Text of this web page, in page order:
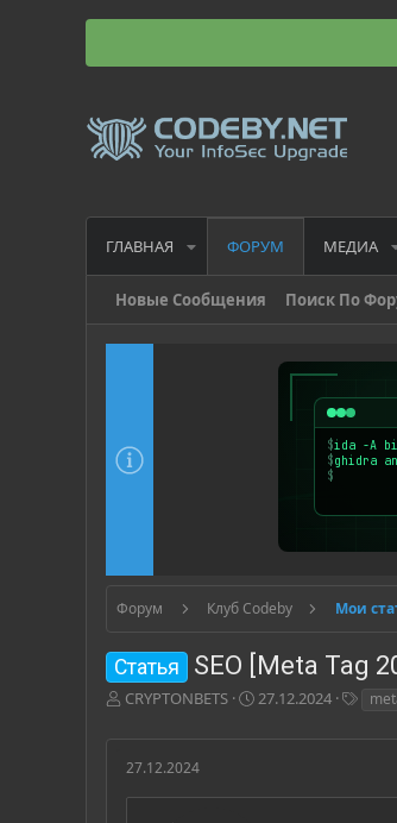
ГЛАВНАЯ ФОРУМ МЕДИА
Новые Сообщения Поиск По
Форум Клуб Codeby Мои
Статья SEO [Meta Tag
А
т
о
т
CRYPTONBETS
Д
т
а
27.12.2024
г
27.12.2024